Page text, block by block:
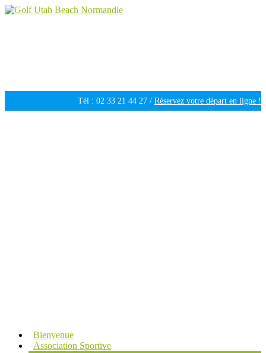
Tél : 02 33 21 44 27 / Réservez votre départ en ligne !
Bienvenue
Association Sportive